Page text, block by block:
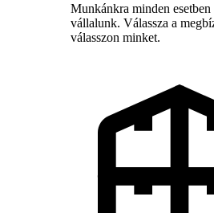
Munkánkra minden esetben
vállalunk. Válassza a
válasszon minket.